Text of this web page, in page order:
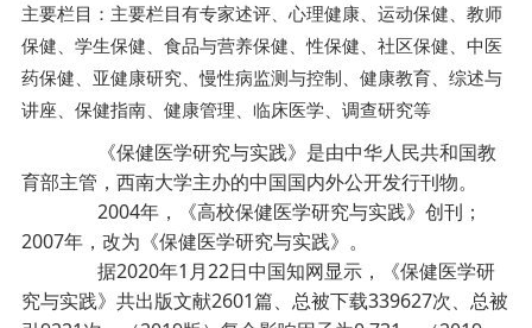
主要栏目：主要栏目有专家述评、心理健康、运动保健、教师
保健、学生保健、食品与营养保健、性保健、社区保健、中医
药保健、亚健康研究、慢性病监测与控制、健康教育、综述与
讲座、保健指南、健康管理、临床医学、调查研究等
《保健医学研究与实践》是由中华人民共和国教
育部主管，西南大学主办的中国国内外公开发行刊物。
2004年，《高校保健医学研究与实践》创刊；
2007年，改为《保健医学研究与实践》。
据2020年1月22日中国知网显示，《保健医学研
究与实践》共出版文献2601篇、总被下载339627次、总被